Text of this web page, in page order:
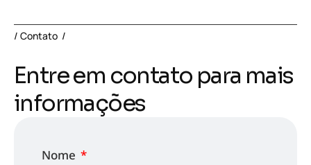
Contato
Entre em contato para mais
informações
Nome